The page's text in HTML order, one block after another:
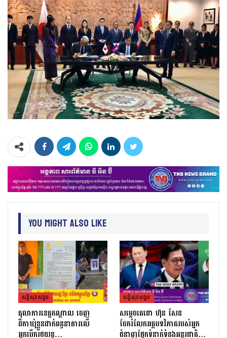
You Might Also Like
សន្តិសុខសង្គម
តុលាការខេត្តកណ្ដាល ចេញ
ដីកាឃុំខ្លួនដាក់ពន្ធនាគារលើ
អ្នកបើករថយន្ត…
សន្តិសុខសង្គម
សម្តេចតេជោ ហ៊ុន សែន
ចែករំលែកអត្ថបទវិភាគរបស់អ្នក
ជំនាញផ្នែកទំនាក់ទំនងអន្តរជាតិ…